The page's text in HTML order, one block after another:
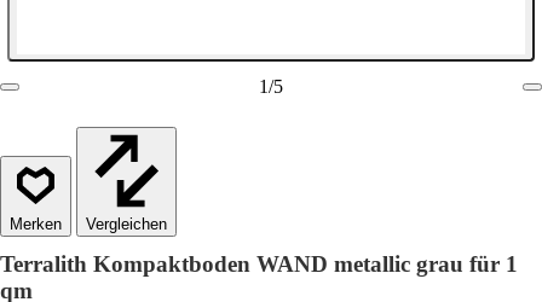
1/5
Vergleichen
Terralith Kompaktboden WAND metallic grau für 1
qm